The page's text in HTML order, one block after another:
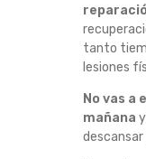
tanto
lesiones
No vas a
mañana
descansar